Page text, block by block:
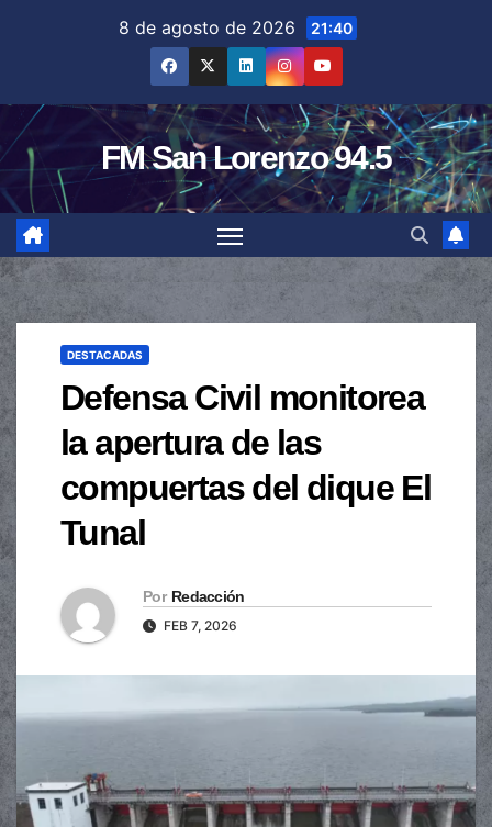
8 de agosto de 2026 21:40
FM San Lorenzo 94.5
DESTACADAS
Defensa Civil monitorea
la apertura de las
compuertas del dique El
Tunal
Por Redacción
FEB 7, 2026